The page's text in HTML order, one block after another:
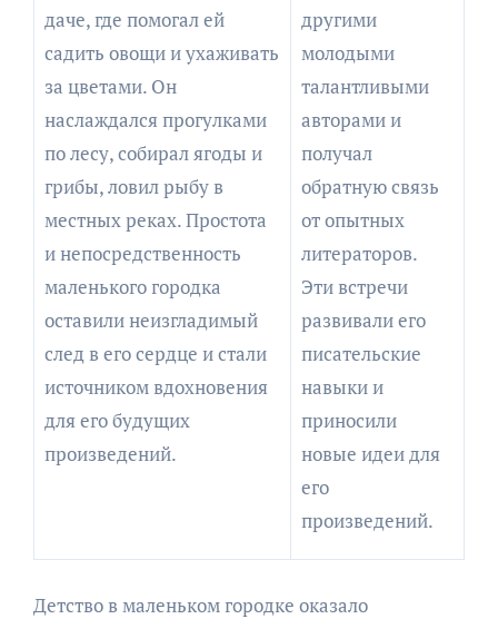
даче, где помогал ей
садить овощи и ухаживать
за цветами. Он
наслаждался прогулками
по лесу, собирал ягоды и
грибы, ловил рыбу в
местных реках. Простота
и непосредственность
маленького городка
оставили неизгладимый
след в его сердце и стали
источником вдохновения
для его будущих
произведений.
другими
молодыми
талантливыми
авторами и
получал
обратную связь
от опытных
литераторов.
Эти встречи
развивали его
писательские
навыки и
приносили
новые идеи для
его
произведений.
Детство в маленьком городке оказало